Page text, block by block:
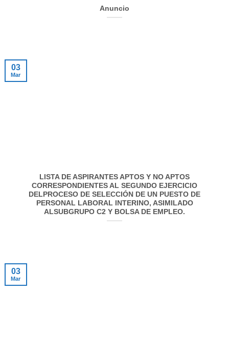
Anuncio
LISTA DE ASPIRANTES APTOS Y NO APTOS
CORRESPONDIENTES AL SEGUNDO EJERCICIO
DELPROCESO DE SELECCIÓN DE UN PUESTO DE
PERSONAL LABORAL INTERINO, ASIMILADO
ALSUBGRUPO C2 Y BOLSA DE EMPLEO.
03
Mar
03
Mar